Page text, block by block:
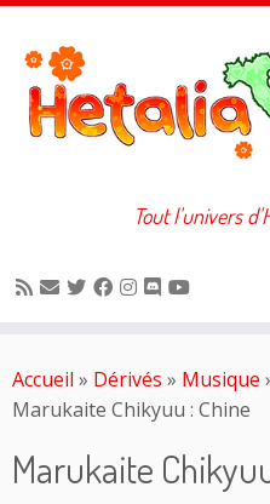
au
contenu
Tout l'univers
Accueil » Dérivés » Musique
Marukaite Chikyuu : Chine
Marukaite